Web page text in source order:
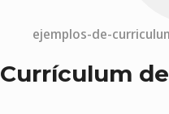
ejemplos-de-
Currículum